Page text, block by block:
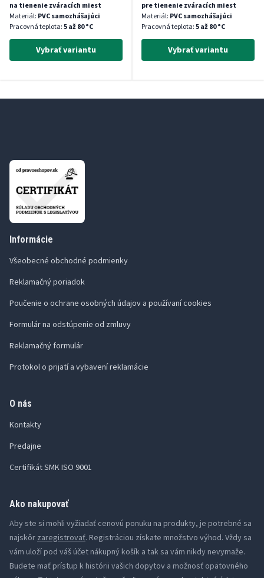
na tienenie zváracích miest
Materiál: PVC samozhášajúci
Pracovná teplota: 5 až 80 °C
Vybrať variantu
pre tienenie zváracích miest
Materiál: PVC samozhášajúci
Pracovná teplota: 5 až 80 °C
Vybrať variantu
Informácie
Všeobecné obchodné podmienky
Reklamačný poriadok
Poučenie o ochrane osobných údajov a používaní cookies
Formulár na odstúpenie od zmluvy
Reklamačný formulár
Protokol o prijatí a vybavení reklamácie
O nás
Kontakty
Predajne
Certifikát SMK ISO 9001
Ako nakupovať
Aby ste si mohli vyžiadať cenovú ponuku na produkty, je potrebné sa
najskôr zaregistrovať. Registráciou získate množstvo výhod. Vždy sa
vám uloží pod váš účet nákupný košík a tak sa vám nikdy nevymaže.
Budete mať prístup k histórii vašich dopytov a možnosť opätovného